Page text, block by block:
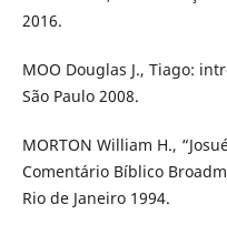
2016.
MOO Douglas J., Tiago:
São Paulo 2008.
MORTON William H.,
Comentário Bíblico
Rio de Janeiro 1994.